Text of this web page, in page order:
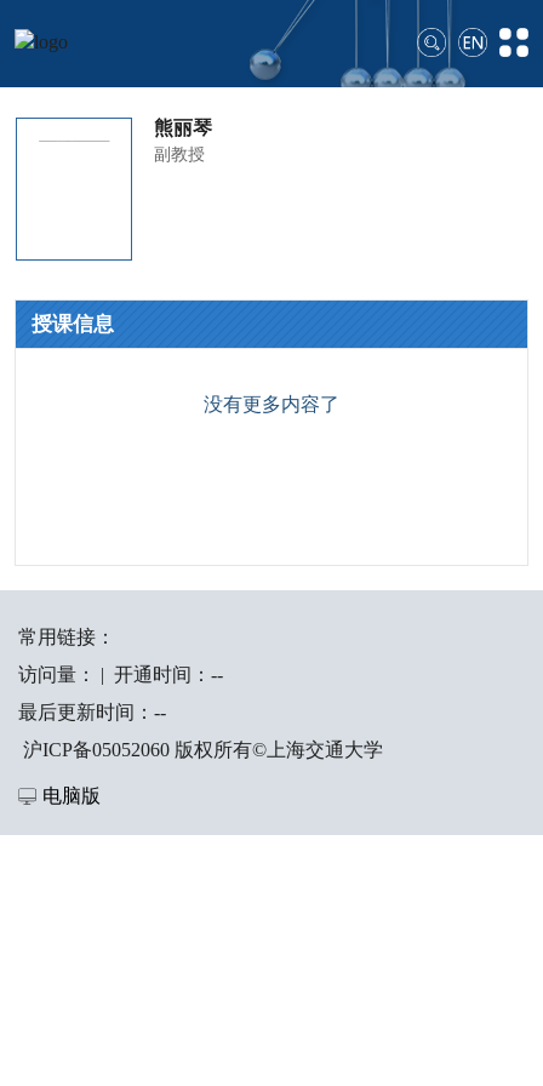
熊丽琴
副教授
授课信息
没有更多内容了
常用链接：
访问量：
| 开通时间： --
最后更新时间： --
沪ICP备05052060 版权所有©上海交通大学
电脑版